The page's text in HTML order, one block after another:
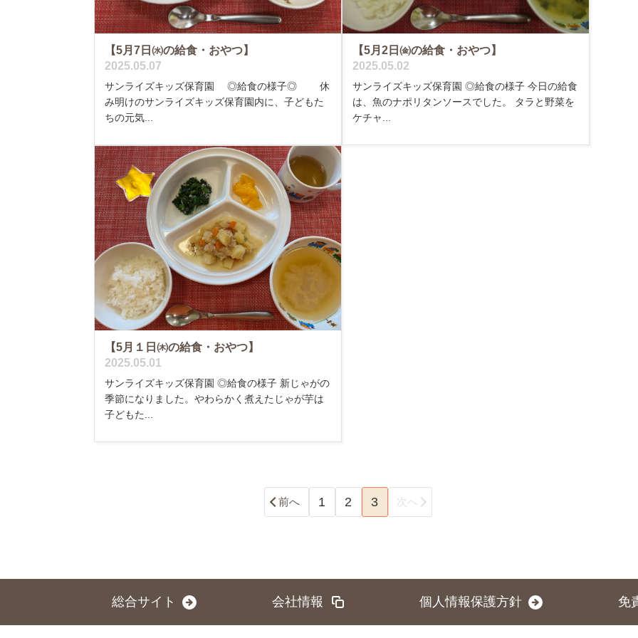
【5月7日㈬の給食・おやつ】
2025.05.07
サンライズキッズ保育園 ◎給食の様子◎ 休
み明けのサンライズキッズ保育園内に、子どもた
ちの元気...
【5月2日㈮の給食・おやつ】
2025.05.02
サンライズキッズ保育園 ◎給食の様子 今日の給食
は、魚のナポリタンソースでした。 タラと野菜を
ケチャ...
【5月１日㈭の給食・おやつ】
2025.05.01
サンライズキッズ保育園 ◎給食の様子 新じゃがの
季節になりました。やわらかく煮えたじゃが芋は
子どもた...
前へ 1 2 3 次へ
総合サイト 会社情報 個人情報保護方針 免